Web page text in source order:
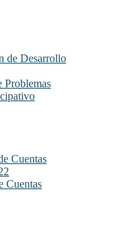
de Desarrollo
Problemas
Cuentas
Cuentas